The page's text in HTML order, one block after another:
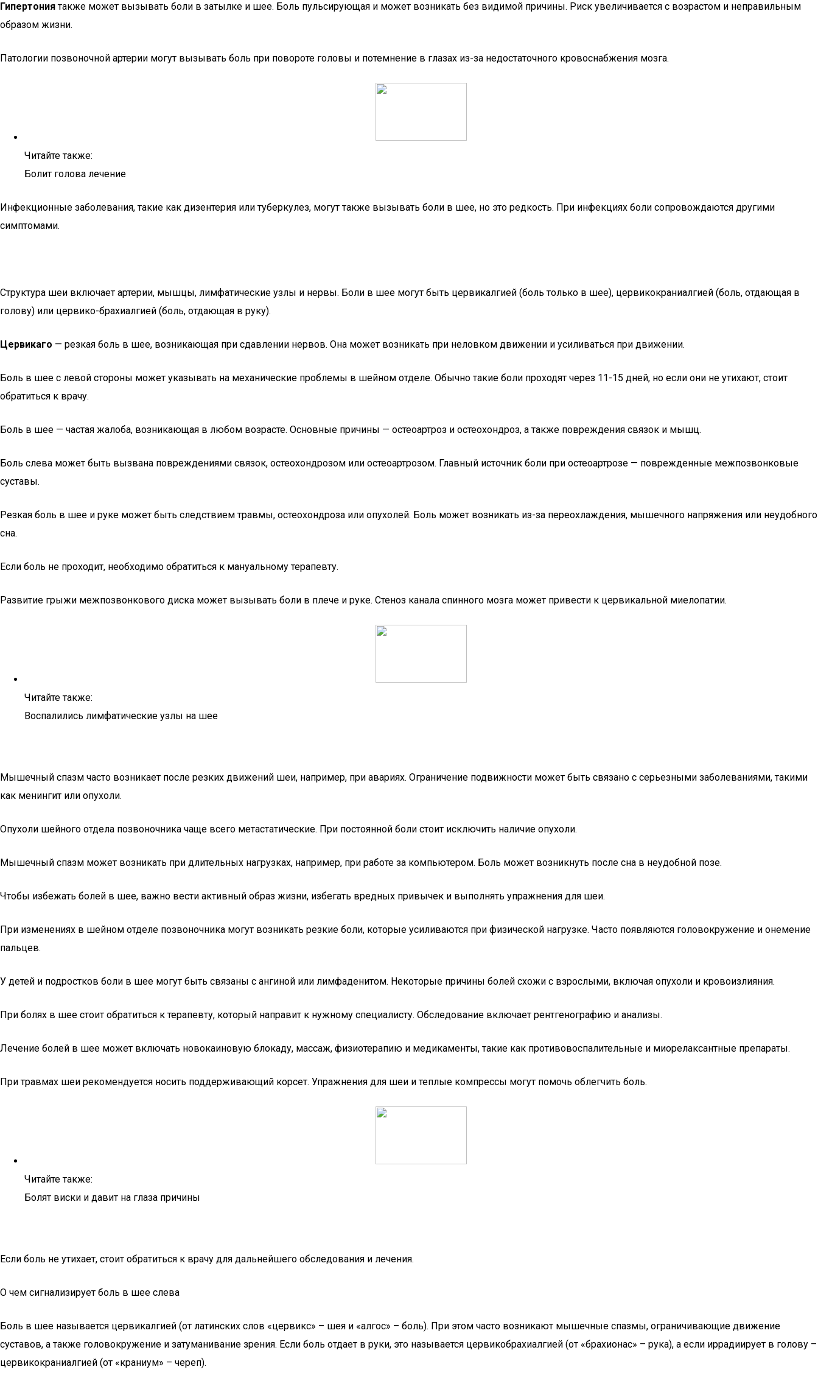
Гипертониятакже может вызывать боли в затылке и шее. Боль пульсирующая и может возникать без видимой причины. Риск увеличивается с возрастом и неправильным
образом жизни.
Патологии позвоночной артерии могут вызывать боль при повороте головы и потемнение в глазах из-за недостаточного кровоснабжения мозга.
Читайте также:
Болит голова лечение
Инфекционные заболевания, такие как дизентерия или туберкулез, могут также вызывать боли в шее, но это редкость. При инфекциях боли сопровождаются другими
симптомами.
Структура шеи включает артерии, мышцы, лимфатические узлы и нервы. Боли в шее могут быть цервикалгией (боль только в шее), цервикокраниалгией (боль, отдающая в
голову) или цервико-брахиалгией (боль, отдающая в руку).
Цервикаго — резкая боль в шее, возникающая при сдавлении нервов. Она может возникать при неловком движении и усиливаться при движении.
Боль в шее с левой стороны может указывать на механические проблемы в шейном отделе. Обычно такие боли проходят через 11-15 дней, но если они не утихают, стоит
обратиться к врачу.
Боль в шее — частая жалоба, возникающая в любом возрасте. Основные причины — остеоартроз и остеохондроз, а также повреждения связок и мышц.
Боль слева может быть вызвана повреждениями связок, остеохондрозом или остеоартрозом. Главный источник боли при остеоартрозе — поврежденные межпозвонковые
суставы.
Резкая боль в шее и руке может быть следствием травмы, остеохондроза или опухолей. Боль может возникать из-за переохлаждения, мышечного напряжения или неудобного
сна.
Если боль не проходит, необходимо обратиться к мануальному терапевту.
Развитие грыжи межпозвонкового диска может вызывать боли в плече и руке. Стеноз канала спинного мозга может привести к цервикальной миелопатии.
Читайте также:
Воспалились лимфатические узлы на шее
Мышечный спазм часто возникает после резких движений шеи, например, при авариях. Ограничение подвижности может быть связано с серьезными заболеваниями, такими
как менингит или опухоли.
Опухоли шейного отдела позвоночника чаще всего метастатические. При постоянной боли стоит исключить наличие опухоли.
Мышечный спазм может возникать при длительных нагрузках, например, при работе за компьютером. Боль может возникнуть после сна в неудобной позе.
Чтобы избежать болей в шее, важно вести активный образ жизни, избегать вредных привычек и выполнять упражнения для шеи.
При изменениях в шейном отделе позвоночника могут возникать резкие боли, которые усиливаются при физической нагрузке. Часто появляются головокружение и онемение
пальцев.
У детей и подростков боли в шее могут быть связаны с ангиной или лимфаденитом. Некоторые причины болей схожи с взрослыми, включая опухоли и кровоизлияния.
При болях в шее стоит обратиться к терапевту, который направит к нужному специалисту. Обследование включает рентгенографию и анализы.
Лечение болей в шее может включать новокаиновую блокаду, массаж, физиотерапию и медикаменты, такие как противовоспалительные и миорелаксантные препараты.
При травмах шеи рекомендуется носить поддерживающий корсет. Упражнения для шеи и теплые компрессы могут помочь облегчить боль.
Читайте также:
Болят виски и давит на глаза причины
Если боль не утихает, стоит обратиться к врачу для дальнейшего обследования и лечения.
О чем сигнализирует боль в шее слева
Боль в шее называется цервикалгией (от латинских слов «цервикс» – шея и «алгос» – боль). При этом часто возникают мышечные спазмы, ограничивающие движение
суставов, а также головокружение и затуманивание зрения. Если боль отдает в руки, это называется цервикобрахиалгией (от «брахионас» – рука), а если иррадиирует в голову –
цервикокраниалгией (от «краниум» – череп).